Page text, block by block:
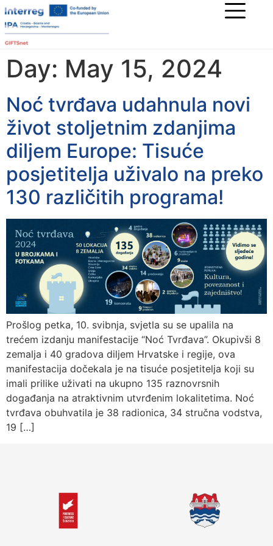
Day: May 15, 2024
Noć tvrđava udahnula novi
život stoljetnim zdanjima
diljem Europe: Tisuće
posjetitelja uživalo na preko
130 različitih programa!
Prošlog petka, 10. svibnja, svjetla su se upalila na
trećem izdanju manifestacije “Noć Tvrđava”. Okupivši 8
zemalja i 40 gradova diljem Hrvatske i regije, ova
manifestacija dočekala je na tisuće posjetitelja koji su
imali prilike uživati na ukupno 135 raznovrsnih
događanja na atraktivnim utvrđenim lokalitetima. Noć
tvrđava obuhvatila je 38 radionica, 34 stručna vodstva,
19 […]